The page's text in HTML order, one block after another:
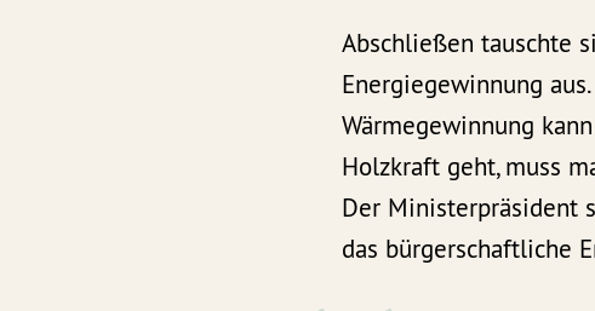
Abschließen tauschte
Energiegewinnung
Wärmegewinnung
Holzkraft geht, muss
Der Ministerpräsident
das bürgerschaftliche